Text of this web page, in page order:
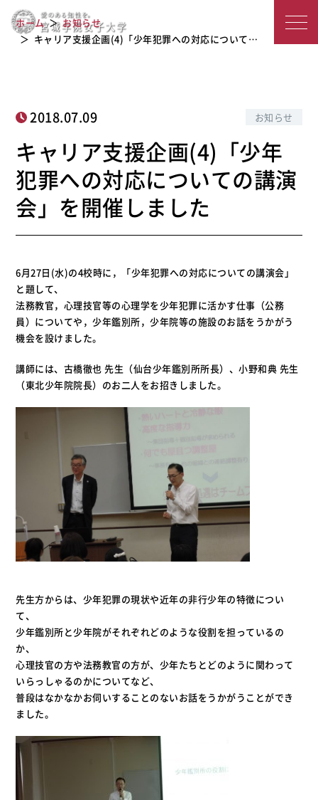
城
子
大
学
キャリア支援企画(4)「少年犯罪への対
応についての講演会」を開催しました
ホーム
お知らせ
キャリア支援企画(4)「少年犯罪への対応について…
2018.07.09 お知らせ
キャリア支援企画(4)「少年
犯罪への対応についての講演
会」を開催しました
6月27日(水)の4校時に，「少年犯罪への対応についての講演会」
と題して、
法務教官，心理技官等の心理学を少年犯罪に活かす仕事（公務
員）についてや，少年鑑別所，少年院等の施設のお話をうかがう
機会を設けました。
講師には、古橋徹也 先生（仙台少年鑑別所所長）、小野和典 先生
（東北少年院院長）のお二人をお招きしました。
先生方からは、少年犯罪の現状や近年の非行少年の特徴につい
て、
少年鑑別所と少年院がそれぞれどのような役割を担っているの
か、
心理技官の方や法務教官の方が、少年たちとどのように関わって
いらっしゃるのかについてなど、
普段はなかなかお伺いすることのないお話をうかがうことができ
ました。